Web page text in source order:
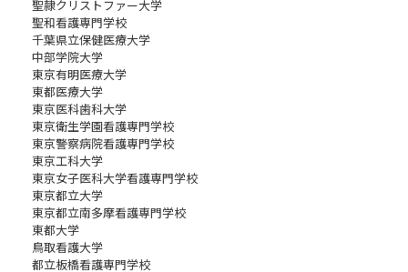
聖隷クリストファー大学
聖和看護専門学校
千葉県立保健医療大学
中部学院大学
東京有明医療大学
東都医療大学
東京医科歯科大学
東京衛生学園看護専門学校
東京警察病院看護専門学校
東京工科大学
東京女子医科大学看護専門学校
東京都立大学
東京都立南多摩看護専門学校
東都大学
鳥取看護大学
都立板橋看護専門学校